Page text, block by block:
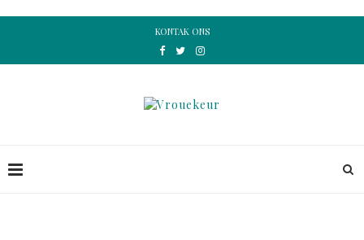
KONTAK ONS